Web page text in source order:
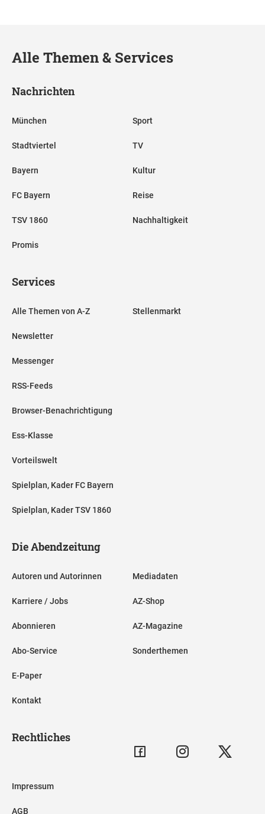
Alle Themen & Services
Nachrichten
München
Stadtviertel
Bayern
FC Bayern
TSV 1860
Promis
Sport
TV
Kultur
Reise
Nachhaltigkeit
Services
Alle Themen von A-Z
Newsletter
Messenger
RSS-Feeds
Browser-Benachrichtigung
Ess-Klasse
Vorteilswelt
Spielplan, Kader FC Bayern
Spielplan, Kader TSV 1860
Stellenmarkt
Die Abendzeitung
Autoren und Autorinnen
Karriere / Jobs
Abonnieren
Abo-Service
E-Paper
Kontakt
Mediadaten
AZ-Shop
AZ-Magazine
Sonderthemen
Rechtliches
Impressum
AGB